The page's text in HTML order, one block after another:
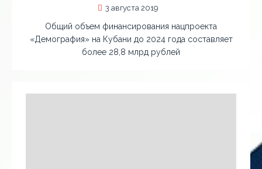
3 августа 2019
Общий объем финансирования нацпроекта
«Демография» на Кубани до 2024 года составляет
более 28,8 млрд рублей